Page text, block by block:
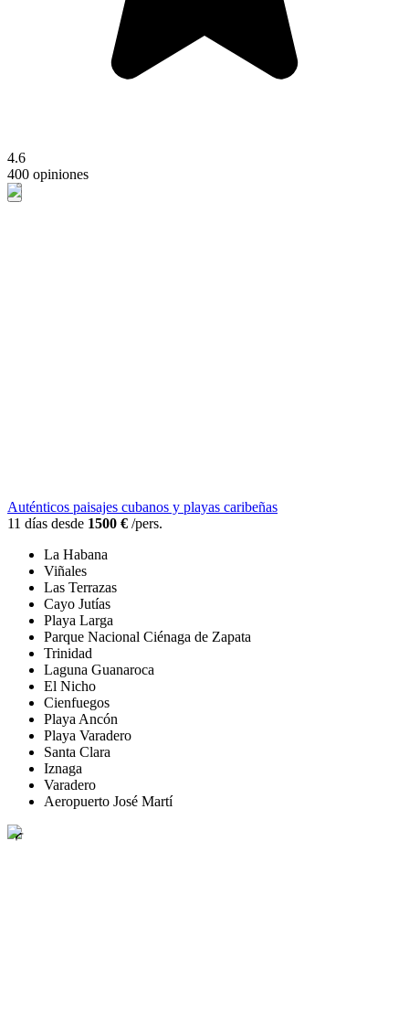
4.6
400 opiniones
Auténticos paisajes cubanos y playas caribeñas
11 días desde 1500 € /pers.
La Habana
Viñales
Las Terrazas
Cayo Jutías
Playa Larga
Parque Nacional Ciénaga de Zapata
Trinidad
Laguna Guanaroca
El Nicho
Cienfuegos
Playa Ancón
Playa Varadero
Santa Clara
Iznaga
Varadero
Aeropuerto José Martí